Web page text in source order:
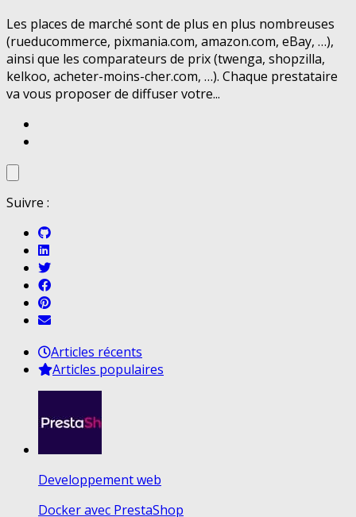
Les places de marché sont de plus en plus nombreuses
(rueducommerce, pixmania.com, amazon.com, eBay, …),
ainsi que les comparateurs de prix (twenga, shopzilla,
kelkoo, acheter-moins-cher.com, …). Chaque prestataire
va vous proposer de diffuser votre...
Suivre :
Articles récents
Articles populaires
Developpement web
Docker avec PrestaShop